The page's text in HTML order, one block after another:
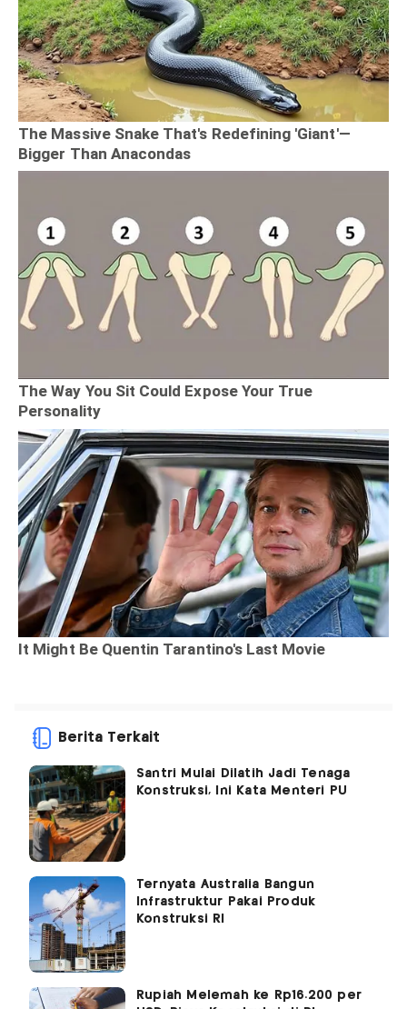
Berita Terkait
Santri Mulai Dilatih Jadi Tenaga
Konstruksi, Ini Kata Menteri PU
Ternyata Australia Bangun
Infrastruktur Pakai Produk
Konstruksi RI
Rupiah Melemah ke Rp16.200 per